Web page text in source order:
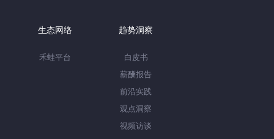
生态网络
禾蛙平台
趋势洞察
白皮书
薪酬报告
前沿实践
观点洞察
视频访谈